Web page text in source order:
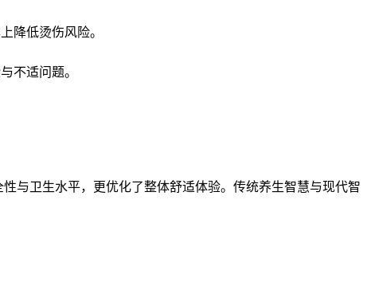
降低烫伤风险。
不适问题。
与卫生水平，更优化了整体舒适体验。传统养生智慧与现代智